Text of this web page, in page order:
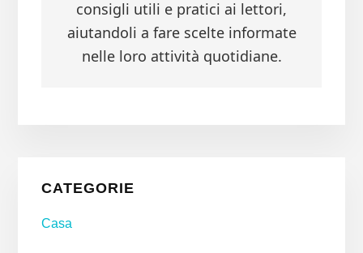
consigli utili e pratici ai lettori,
aiutandoli a fare scelte informate
nelle loro attività quotidiane.
Primary
Sidebar
CATEGORIE
Casa